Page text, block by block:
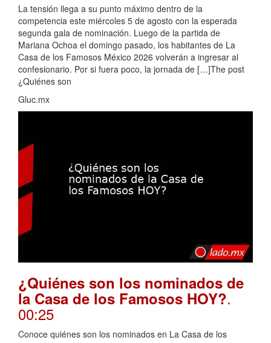
La tensión llega a su punto máximo dentro de la
competencia este miércoles 5 de agosto con la esperada
segunda gala de nominación. Luego de la partida de
Mariana Ochoa el domingo pasado, los habitantes de La
Casa de los Famosos México 2026 volverán a ingresar al
confesionario. Por si fuera poco, la jornada de […]The post
¿Quiénes son
Gluc.mx
¿Quiénes son los nominados de
la Casa de los Famosos HOY?.
00:25
Conoce quiénes son los nominados en La Casa de los